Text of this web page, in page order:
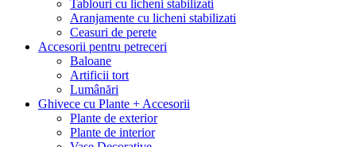
Tablouri cu licheni stabilizati
Aranjamente cu licheni stabilizati
Ceasuri de perete
Accesorii pentru petreceri
Baloane
Artificii tort
Lumânări
Ghivece cu Plante + Accesorii
Plante de exterior
Plante de interior